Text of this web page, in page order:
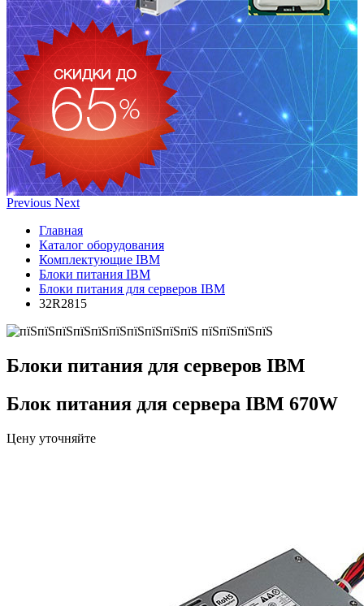
Previous Next
Главная
Каталог оборудования
Комплектующие IBM
Блоки питания IBM
Блоки питания для серверов IBM
32R2815
Блоки питания для серверов IBM
Блок питания для сервера IBM 670W
Цену уточняйте